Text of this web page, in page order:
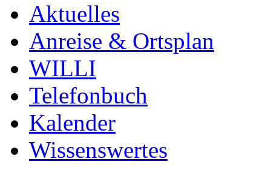
Aktuelles
Anreise & Ortsplan
WILLI
Telefonbuch
Kalender
Wissenswertes